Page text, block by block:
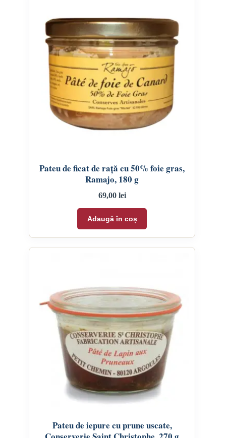
Pateu de ficat de rață cu 50% foie gras,
Ramajo, 180 g
69,00 lei
Adaugă în coș
Pateu de iepure cu prune uscate,